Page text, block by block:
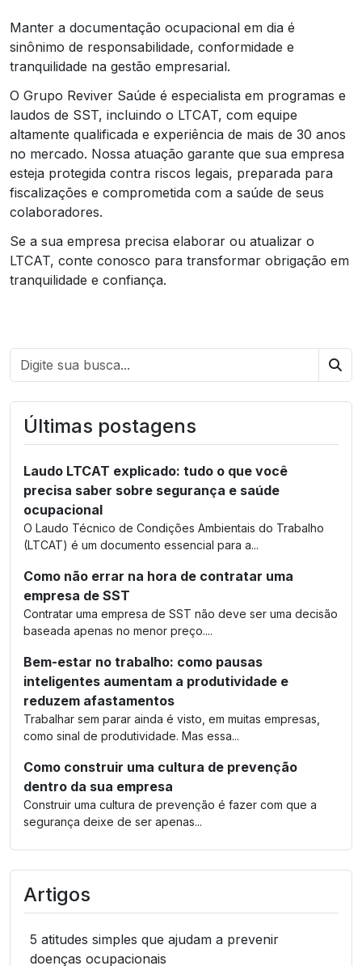
Manter a documentação ocupacional em dia é
sinônimo de responsabilidade, conformidade e
tranquilidade na gestão empresarial.
O Grupo Reviver Saúde é especialista em programas e
laudos de SST, incluindo o LTCAT, com equipe
altamente qualificada e experiência de mais de 30 anos
no mercado. Nossa atuação garante que sua empresa
esteja protegida contra riscos legais, preparada para
fiscalizações e comprometida com a saúde de seus
colaboradores.
Se a sua empresa precisa elaborar ou atualizar o
LTCAT, conte conosco para transformar obrigação em
tranquilidade e confiança.
Últimas postagens
Laudo LTCAT explicado: tudo o que você
precisa saber sobre segurança e saúde
ocupacional
O Laudo Técnico de Condições Ambientais do Trabalho
(LTCAT) é um documento essencial para a...
Como não errar na hora de contratar uma
empresa de SST
Contratar uma empresa de SST não deve ser uma decisão
baseada apenas no menor preço....
Bem-estar no trabalho: como pausas
inteligentes aumentam a produtividade e
reduzem afastamentos
Trabalhar sem parar ainda é visto, em muitas empresas,
como sinal de produtividade. Mas essa...
Como construir uma cultura de prevenção
dentro da sua empresa
Construir uma cultura de prevenção é fazer com que a
segurança deixe de ser apenas...
Artigos
5 atitudes simples que ajudam a prevenir
doenças ocupacionais